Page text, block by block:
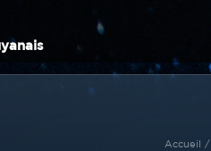
Accueil